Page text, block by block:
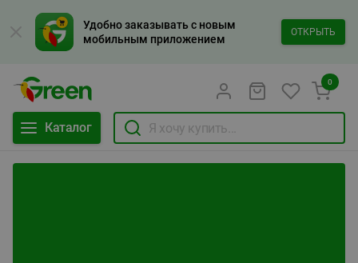
Удобно заказывать с новым
мобильным приложением
ОТКРЫТЬ
Каталог
0